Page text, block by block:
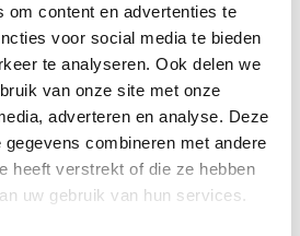
om content en advertenties te
voor social media te bieden
te analyseren. Ook delen we
van onze site met onze
adverteren en analyse. Deze
combineren met andere
heeft verstrekt of die ze hebben
uw gebruik van hun services.
-side exception has occurred while
the browser consolefor more
information).